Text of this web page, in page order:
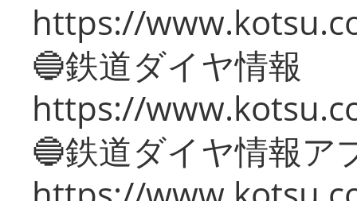
https://
🔵鉄道ダイヤ情報
https://
🔵鉄道ダイヤ情報ア